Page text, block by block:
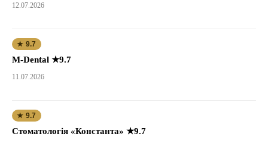
12.07.2026
★ 9.7
M-Dental ★9.7
11.07.2026
★ 9.7
Стоматологія «Константа» ★9.7